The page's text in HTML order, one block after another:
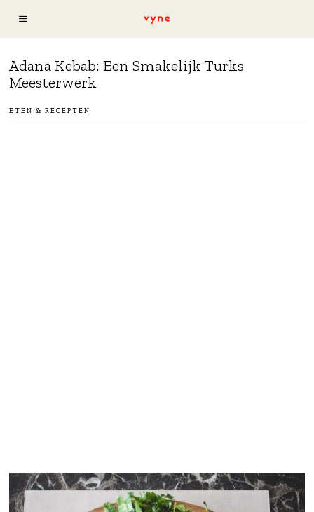
Adana Kebab: Een Smakelijk Turks
Meesterwerk
ETEN & RECEPTEN